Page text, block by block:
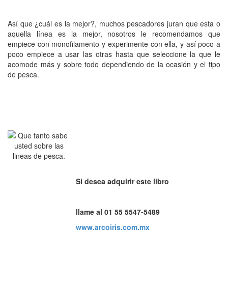
Así que ¿cuál es la mejor?, muchos pescadores juran que esta o
aquella línea es la mejor, nosotros le recomendamos que
empiece con monofilamento y experimente con ella, y así poco a
poco empiece a usar las otras hasta que seleccione la que le
acomode más y sobre todo dependiendo de la ocasión y el tipo
de pesca.
Si desea adquirir este libro
llame al 01 55 5547-5489
www.arcoiris.com.mx